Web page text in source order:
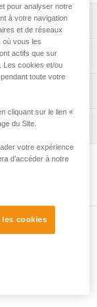
pour analyser notre
à votre navigation
et de réseaux
où vous les
actifs que sur
Les cookies et/ou
toute votre
cliquant sur le lien «
du Site.
votre expérience
d’accéder à notre
cookies